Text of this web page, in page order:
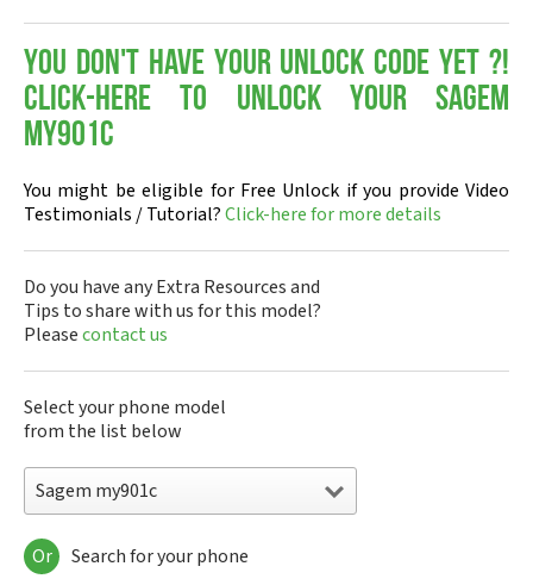
You don't have your Unlock Code yet ?!
Click-here to Unlock your Sagem
my901c
You might be eligible for Free Unlock if you provide Video
Testimonials / Tutorial?Click-here for more details
Do you have any Extra Resources and
Tips to share with us for this model?
Pleasecontact us
Select your phone model
from the list below
Sagem my901c
Or Search for your phone